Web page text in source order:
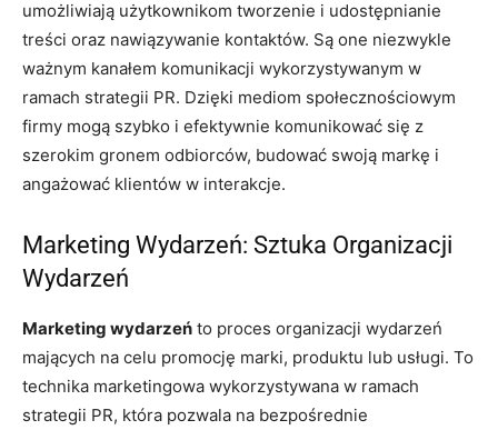
umożliwiają użytkownikom tworzenie i udostępnianie
treści oraz nawiązywanie kontaktów. Są one niezwykle
ważnym kanałem komunikacji wykorzystywanym w
ramach strategii PR. Dzięki mediom społecznościowym
firmy mogą szybko i efektywnie komunikować się z
szerokim gronem odbiorców, budować swoją markę i
angażować klientów w interakcje.
Marketing Wydarzeń: Sztuka Organizacji
Wydarzeń
Marketing wydarzeń to proces organizacji wydarzeń
mających na celu promocję marki, produktu lub usługi. To
technika marketingowa wykorzystywana w ramach
strategii PR, która pozwala na bezpośrednie